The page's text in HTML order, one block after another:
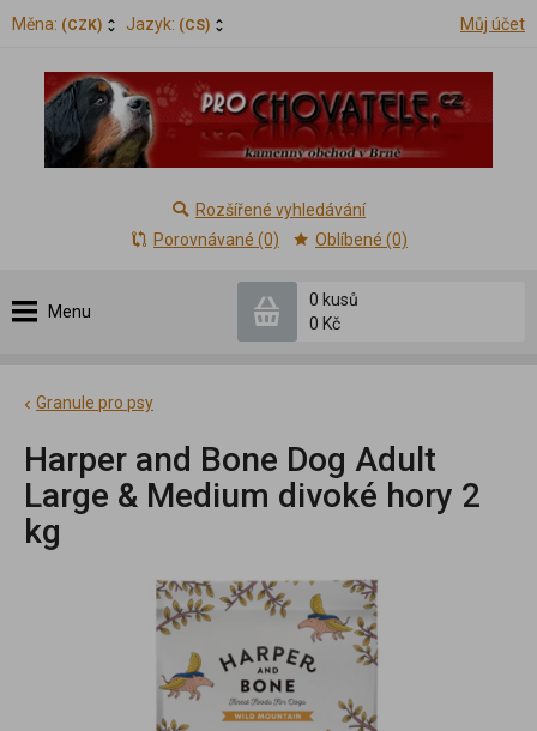
Měna: (CZK) Jazyk: (CS) Můj účet
Menu
0 kusů
0 Kč
Rozšířené vyhledávání
Porovnávané (0)
Oblíbené (0)
Granule pro psy
Harper and Bone Dog Adult
Large & Medium divoké hory 2
kg